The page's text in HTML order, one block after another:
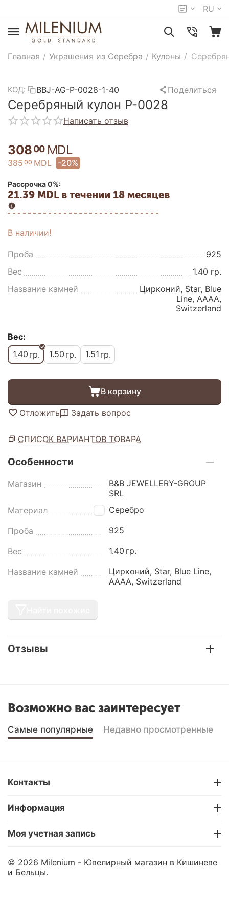
RU
Главная / Украшения из Серебра / Кулоны /
КОД: BBJ-AG-P-0028-1-40 Поделиться
Серебряный кулон P-0028
Написать отзыв
30800 MDL
38500 MDL -20%
Рассрочка 0%:
21.39 MDL в течении 18 месяцев
В наличии!
Проба
925
Вес
1.40 гр.
Название камней
Цирконий, Star, Blue
Line, AAAA,
Switzerland
Вес:
1.40 гр. 1.50 гр. 1.51 гр.
В корзину
Отложить Задать вопрос
СПИСОК ВАРИАНТОВ ТОВАРА
Особенности
Магазин
B&B JEWELLERY-GROUP
SRL
Материал
Серебро
Проба 925
Вес 1.40 гр.
Название камней
Цирконий, Star, Blue Line,
AAAA, Switzerland
Отзывы
Возможно вас заинтересует
Самые популярные Недавно просмотренные
Контакты
Информация
Моя учетная запись
© 2026 Milenium - Ювелирный магазин в Кишиневе
и Бельцы.